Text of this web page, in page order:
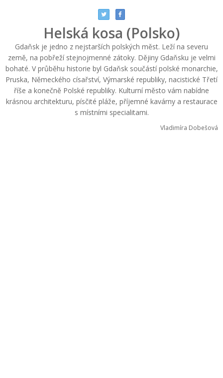
Helská kosa (Polsko)
Gdaňsk je jedno z nejstarších polských měst. Leží na severu
země, na pobřeží stejnojmenné zátoky. Dějiny Gdaňsku je velmi
bohaté. V průběhu historie byl Gdaňsk součástí polské monarchie,
Pruska, Německého císařství, Výmarské republiky, nacistické Třetí
říše a konečně Polské republiky. Kulturní město vám nabídne
krásnou architekturu, písčité pláže, příjemné kavárny a restaurace
s místními specialitami.
Vladimíra Dobešová